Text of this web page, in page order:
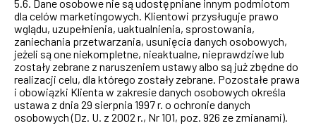
5.6. Dane osobowe nie są udostępniane innym podmiotom
dla celów marketingowych. Klientowi przysługuje prawo
wglądu, uzupełnienia, uaktualnienia, sprostowania,
zaniechania przetwarzania, usunięcia danych osobowych,
jeżeli są one niekompletne, nieaktualne, nieprawdziwe lub
zostały zebrane z naruszeniem ustawy albo są już zbędne do
realizacji celu, dla którego zostały zebrane. Pozostałe prawa
i obowiązki Klienta w zakresie danych osobowych określa
ustawa z dnia 29 sierpnia 1997 r. o ochronie danych
osobowych (Dz. U. z 2002 r., Nr 101, poz. 926 ze zmianami).